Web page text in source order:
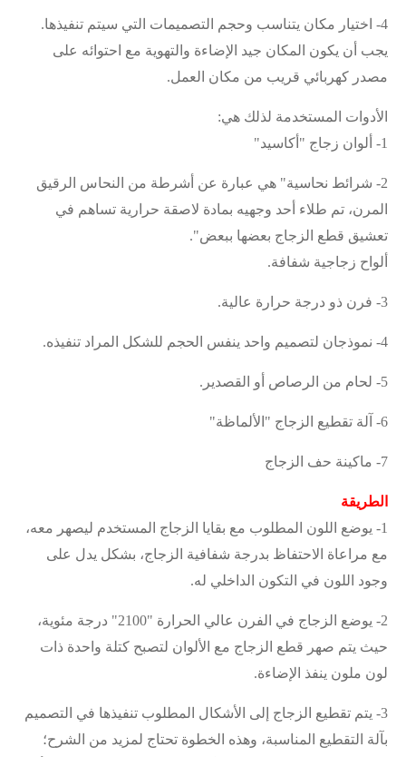
4- اختيار مكان يتناسب وحجم التصميمات التي سيتم تنفيذها.
يجب أن يكون المكان جيد الإضاءة والتهوية مع احتوائه على
مصدر كهربائي قريب من مكان العمل.
الأدوات المستخدمة لذلك هي:
1-
ألوان زجاج "أكاسيد"
2-
شرائط نحاسية" هي عبارة عن أشرطة من النحاس الرقيق
المرن، تم طلاء أحد وجهيه بمادة لاصقة حرارية تساهم في
تعشيق قطع الزجاج بعضها ببعض".
ألواح زجاجية شفافة.
3- فرن ذو درجة حرارة عالية.
4- نموذجان لتصميم واحد ينفس الحجم للشكل المراد تنفيذه.
5- لحام من الرصاص أو القصدير .
6- آلة تقطيع الزجاج "الألماظة"
7- ماكينة حف الزجاج
الطريقة
1-
يوضع اللون المطلوب مع بقايا الزجاج المستخدم ليصهر معه،
مع مراعاة الاحتفاظ بدرجة شفافية الزجاج، بشكل يدل على
وجود اللون في التكون الداخلي له.
2-
يوضع الزجاج في الفرن عالي الحرارة "2100" درجة مئوية،
حيث يتم صهر قطع الزجاج مع الألوان لتصبح كتلة واحدة ذات
لون ملون ينفذ الإضاءة.
3- يتم تقطيع الزجاج إلى الأشكال المطلوب تنفيذها في التصميم
بآلة التقطيع المناسبة، وهذه الخطوة تحتاج لمزيد من الشرح؛